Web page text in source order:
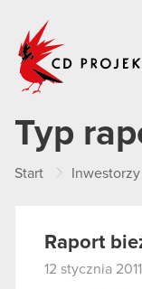
Typ
Start Inwestorzy
Raport
12 stycznia 2011